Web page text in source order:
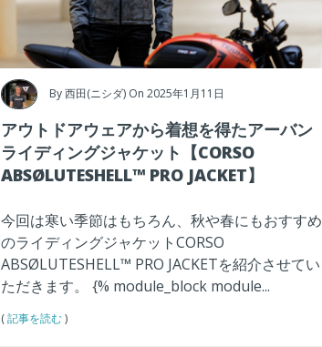
By西田(ニシダ) On 2025年1月11日
アウトドアウェアから着想を得たアーバン
ライディングジャケット【CORSO
ABSØLUTESHELL™ PRO JACKET】
今回は寒い季節はもちろん、秋や春にもおすすめ
のライディングジャケットCORSO
ABSØLUTESHELL™ PRO JACKETを紹介させてい
ただきます。
{% module_block module...
(記事を読む)